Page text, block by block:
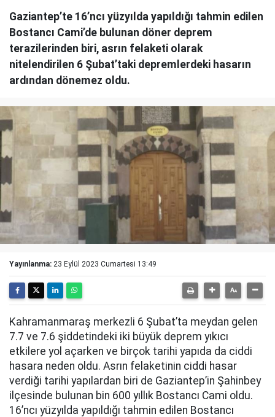
Gaziantep’te 16’ncı yüzyılda yapıldığı tahmin edilen
Bostancı Cami’de bulunan döner deprem
terazilerinden biri, asrın felaketi olarak
nitelendirilen 6 Şubat’taki depremlerdeki hasarın
ardından dönemez oldu.
Yayınlanma: 23 Eylül 2023 Cumartesi 13:49
Kahramanmaraş merkezli 6 Şubat’ta meydan gelen
7.7 ve 7.6 şiddetindeki iki büyük deprem yıkıcı
etkilere yol açarken ve birçok tarihi yapıda da ciddi
hasara neden oldu. Asrın felaketinin ciddi hasar
verdiği tarihi yapılardan biri de Gaziantep’in Şahinbey
ilçesinde bulunan bin 600 yıllık Bostancı Cami oldu.
16’ncı yüzyılda yapıldığı tahmin edilen Bostancı